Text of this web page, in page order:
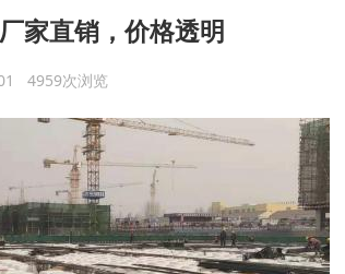
家直销，价格透明
4959次浏览